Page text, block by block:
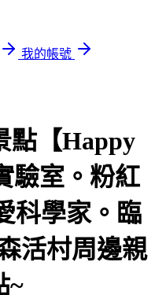
我的帳號
點【Happy
驗室。粉紅
科學家。臨
活村周邊親
~